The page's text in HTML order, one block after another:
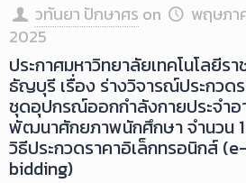
วทันยา ปักษาศร on
พฤษภา
2025
ประกาศมหาวิทยาลัยเทคโนโลยีร
ธัญบุรี เรื่อง ร่างวิจารณ์ประกวด
ชุดอุปกรณ์ออกกำลังกายประจำอ
พัฒนาศักยภาพนักศึกษา จำนวน
วิธีประกวดราคาอิเล็กทรอนิกส์ (e-
bidding)